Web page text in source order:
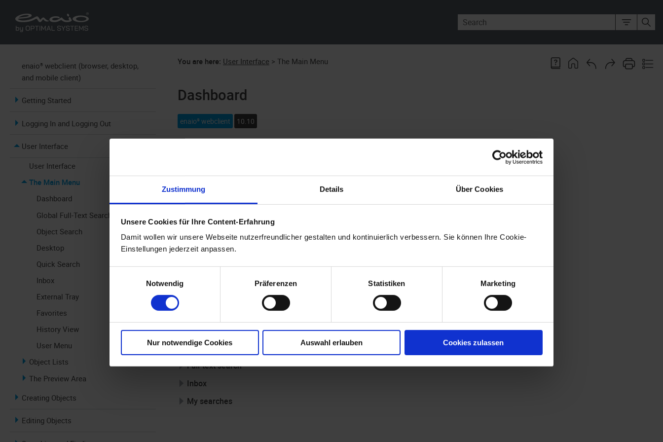
Zustimmung Details Über Cookies
Unsere Cookies für Ihre Content-Erfahrung
Damit wollen wir unsere Webseite nutzerfreundlicher gestalten und kontinuierlich verbessern. Sie können Ihre Cookie-
Einstellungen jederzeit anpassen.
Notwendig
Präferenzen Statistiken Marketing
Nur notwendige Cookies Auswahl erlauben Cookies zulassen
enaio® webclient (browser, desktop,
and mobile client)
Getting Started
Logging In and Logging Out
User Interface
User Interface
The Main Menu
Dashboard
Global Full-Text Search
Object Search
Desktop
Quick Search
Inbox
External Tray
Favorites
History View
User Menu
Object Lists
The Preview Area
Creating Objects
Editing Objects
You are here: User Interface > The Main Menu
Dashboard
enaio® webclient 10.10
The dashboard shows the most important application information and searches at a glance. You open the
The dashboard is divided into three areas:
Full-text search
Inbox
My searches